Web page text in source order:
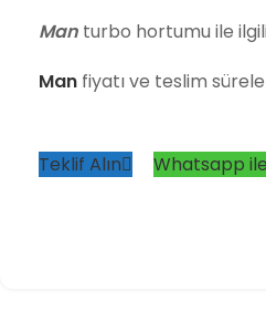
Man turbo hortumu ile
Man fiyatı ve teslim
Teklif Alın Whatsapp